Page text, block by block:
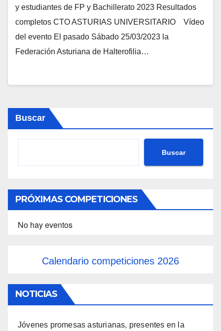
y estudiantes de FP y Bachillerato 2023 Resultados
completos CTO ASTURIAS UNIVERSITARIO Vídeo
del evento El pasado Sábado 25/03/2023 la
Federación Asturiana de Halterofilia…
Buscar
Buscar
PRÓXIMAS COMPETICIONES
No hay eventos
Calendario competiciones 2026
NOTICIAS
Jóvenes promesas asturianas, presentes en la